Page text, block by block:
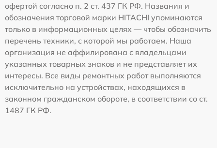
офертой согласно п. 2 ст. 437 ГК РФ. Названия и
обозначения торговой марки HITACHI упоминаются
только в информационных целях — чтобы обозначить
перечень техники, с которой мы работаем. Наша
организация не аффилирована с владельцами
указанных товарных знаков и не представляет их
интересы. Все виды ремонтных работ выполняются
исключительно на устройствах, находящихся в
законном гражданском обороте, в соответствии со ст.
1487 ГК РФ.